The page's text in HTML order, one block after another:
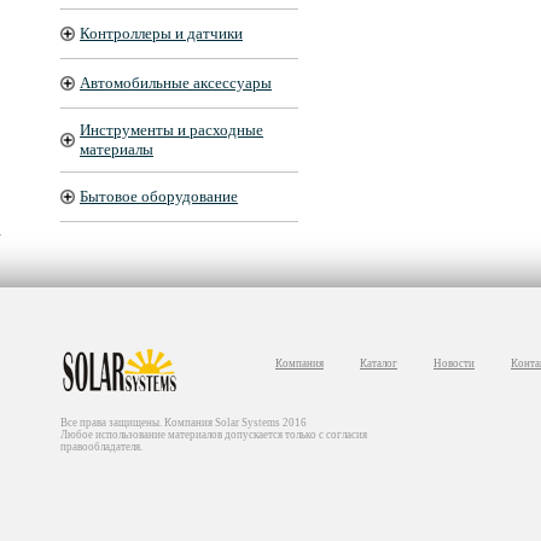
Контроллеры и датчики
Автомобильные аксессуары
Инструменты и расходные
материалы
Бытовое оборудование
Компания Каталог Новости
Все права защищены. Компания Solar Systems 2016
Любое использование материалов допускается только с согласия
правообладателя.